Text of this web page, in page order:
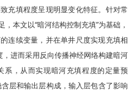
充填程度呈现明显变化特征。针对常
本文以“暗河结构控制充填”为基础，
连续变量，并在单井尺度实现充填相
进而采用反向传播神经网络构建暗河
系，从而实现暗河充填程度的定量预
层和输出层构成，输入层包含了影响